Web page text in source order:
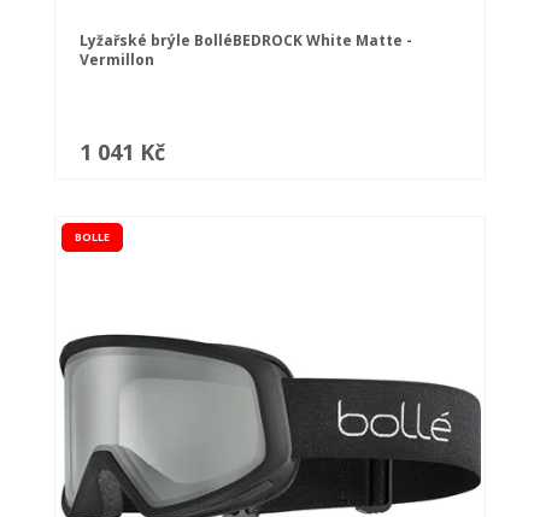
Lyžařské brýle BolléBEDROCK White Matte -
Vermillon
1 041 Kč
BOLLE